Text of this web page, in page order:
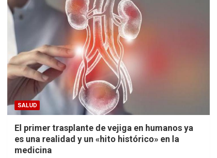
SALUD
El primer trasplante de vejiga en humanos ya
es una realidad y un «hito histórico» en la
medicina